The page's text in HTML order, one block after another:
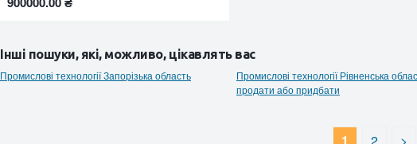
Інші пошуки, які, можливо, цікавлять вас
Промислові технології Запорізька область
Промислові технології Рівненська
продати або придбати
1 2 >